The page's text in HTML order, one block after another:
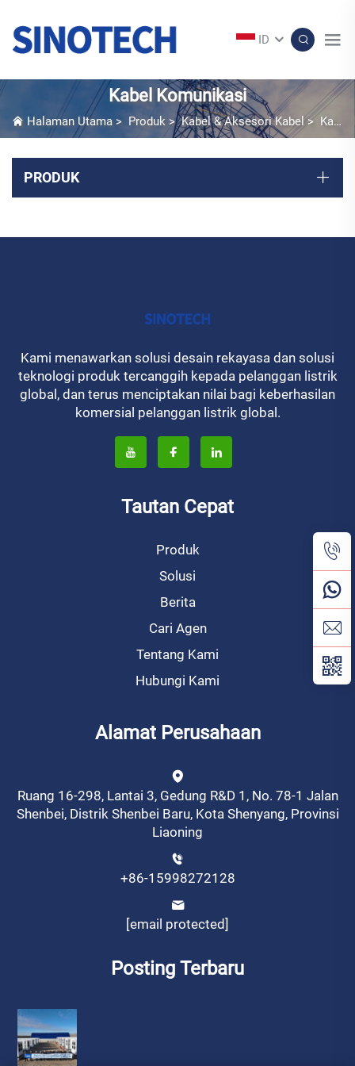
ID
Kabel Komunikasi
Halaman Utama> Produk >Kabel & Aksesori Kabel> Kabel Komunikasi
PRODUK
Kami menawarkan solusi desain rekayasa dan solusi
teknologi produk tercanggih kepada pelanggan listrik
global, dan terus menciptakan nilai bagi keberhasilan
komersial pelanggan listrik global.
Tautan Cepat
Produk
Solusi
Berita
Cari Agen
Tentang Kami
Hubungi Kami
Alamat Perusahaan
Ruang 16-298, Lantai 3, Gedung R&D 1, No. 78-1 Jalan
Shenbei, Distrik Shenbei Baru, Kota Shenyang, Provinsi
Liaoning
+86-15998272128
[email protected]
Posting Terbaru